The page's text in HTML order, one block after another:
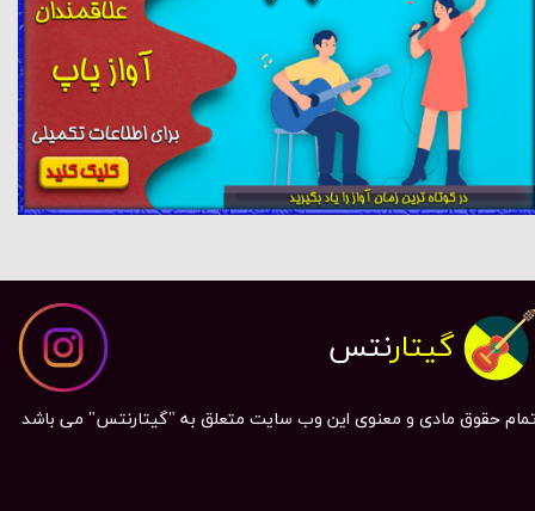
حقوق مادی و معنوی این وب سایت متعلق به "گیتارنتس" می باشد
گیتارنتس